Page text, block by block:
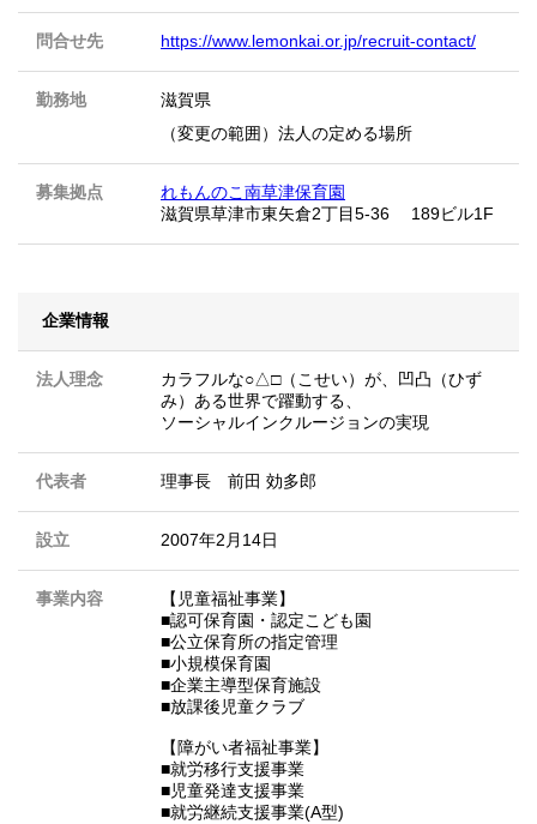
問合せ先 https://www.lemonkai.or.jp/recruit-contact/
勤務地
滋賀県
（変更の範囲）法人の定める場所
募集拠点
れもんのこ南草津保育園
滋賀県草津市東矢倉2丁目5-36 189ビル1F
企業情報
法人理念
カラフルな○△□（こせい）が、凹凸（ひず
み）ある世界で躍動する、
ソーシャルインクルージョンの実現
代表者 理事長 前田 効多郎
設立 2007年2月14日
事業内容
【児童福祉事業】
■認可保育園・認定こども園
■公立保育所の指定管理
■小規模保育園
■企業主導型保育施設
■放課後児童クラブ
【障がい者福祉事業】
■就労移行支援事業
■児童発達支援事業
■就労継続支援事業(A型)